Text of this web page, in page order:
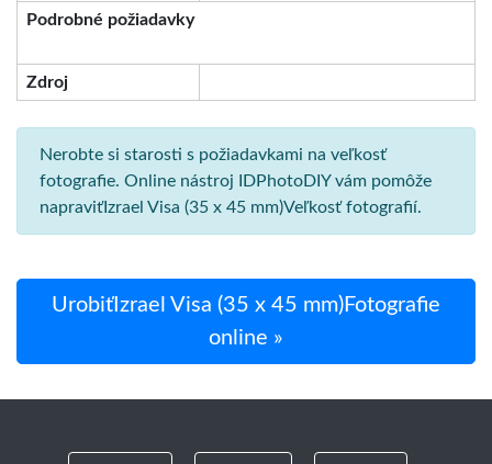
Podrobné požiadavky
Zdroj
Nerobte si starosti s požiadavkami na veľkosť
fotografie. Online nástroj IDPhotoDIY vám pomôže
napraviťIzrael Visa (35 x 45 mm)Veľkosť fotografií.
UrobiťIzrael Visa (35 x 45 mm)Fotografie
online »